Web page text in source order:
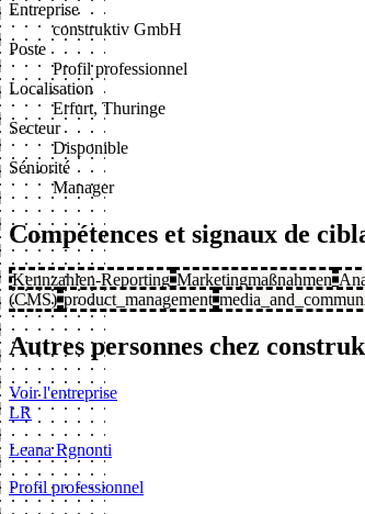
Entreprise
construktiv GmbH
Poste
Profil professionnel
Localisation
Erfurt, Thuringe
Secteur
Disponible
Séniorité
Manager
Compétences et signaux de
Kennzahlen-Reporting Marketingmaßnahmen
(CMS) product_management
Autres personnes chez
Voir l'entreprise
LR
Leana Rgnonti
Profil professionnel